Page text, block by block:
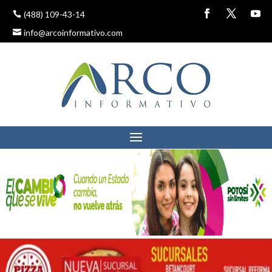
(488) 109-43-14
info@arcoinformativo.com
SLP ENTRE LAS
ENTIDADES CON MENOS